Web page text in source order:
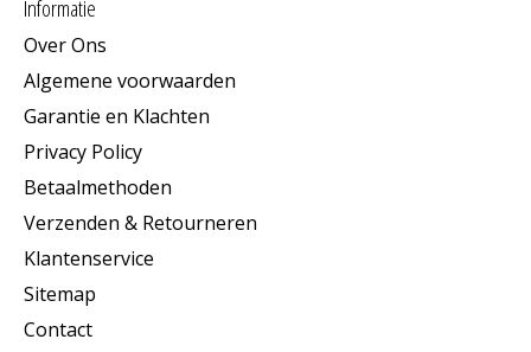
Informatie
Over Ons
Algemene voorwaarden
Garantie en Klachten
Privacy Policy
Betaalmethoden
Verzenden & Retourneren
Klantenservice
Sitemap
Contact